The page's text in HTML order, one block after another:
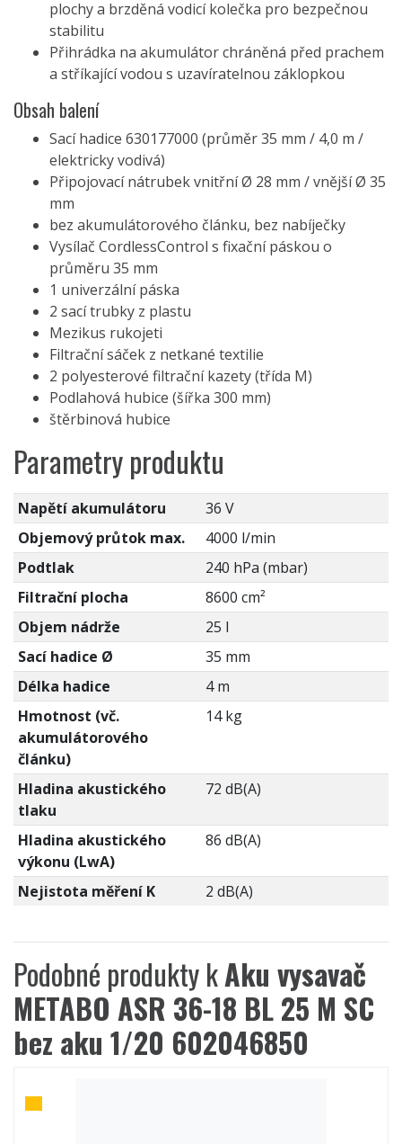
plochy a brzděná vodicí kolečka pro bezpečnou
stabilitu
Přihrádka na akumulátor chráněná před prachem
a stříkající vodou s uzavíratelnou záklopkou
Obsah balení
Sací hadice 630177000 (průměr 35 mm / 4,0 m /
elektricky vodivá)
Připojovací nátrubek vnitřní Ø 28 mm / vnější Ø 35
mm
bez akumulátorového článku, bez nabíječky
Vysílač CordlessControl s fixační páskou o
průměru 35 mm
1 univerzální páska
2 sací trubky z plastu
Mezikus rukojeti
Filtrační sáček z netkané textilie
2 polyesterové filtrační kazety (třída M)
Podlahová hubice (šířka 300 mm)
štěrbinová hubice
Parametry produktu
Napětí akumulátoru
36 V
Objemový průtok max.
4000 l/min
Podtlak
240 hPa (mbar)
Filtrační plocha
8600 cm²
Objem nádrže
25 l
Sací hadice Ø
35 mm
Délka hadice
4 m
Hmotnost (vč.
akumulátorového
článku)
14 kg
Hladina akustického
tlaku
72 dB(A)
Hladina akustického
výkonu (LwA)
86 dB(A)
Nejistota měření K 2 dB(A)
Podobné produkty kAku vysavač
METABO ASR 36-18 BL 25 M SC
bez aku 1/20 602046850